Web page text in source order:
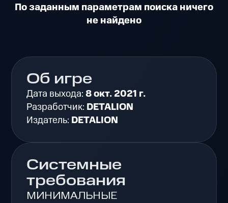
По заданным параметрам поиска ничего
не найдено
Об игре
Дата выхода:8 окт. 2021 г.
Разработчик: DETALION
Издатель: DETALION
Системные
требования
МИНИМАЛЬНЫЕ